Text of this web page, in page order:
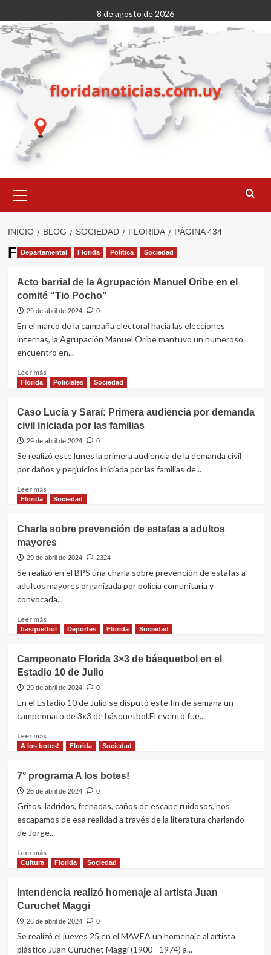
al
contenido
8 de agosto de 2026
primario
INICIO BLOG SOCIEDAD FLORIDA PÁGINA 434
Florida
Departamental Florida Política Sociedad
Acto barrial de la Agrupación Manuel Oribe en el
comité “Tio Pocho”
29 de abril de 2024 0
En el marco de la campaña electoral hacia las elecciones
internas, la Agrupación Manuel Oribe mantuvo un numeroso
encuentro en...
Leer másLeer
más
barrial
de
la
Agrupación
Oribe
el
Pocho”
Florida Policiales Sociedad
Caso Lucía y Saraí: Primera audiencia por demanda
civil iniciada por las familias
29 de abril de 2024 0
Se realizó este lunes la primera audiencia de la demanda civil
por daños y perjuicios iniciada por las familias de...
Leer másLeer
más
Lucía
y
Saraí:
Primera
por
demanda
iniciada
por
familias
Florida Sociedad
Charla sobre prevención de estafas a adultos
mayores
29 de abril de 2024 2324
Se realizó en el BPS una charla sobre prevención de estafas a
adultos mayores organizada por policía comunitaria y
convocada...
Leer másLeer
más
sobre
prevención
de
estafas
adultos
basquetbol Deportes Florida Sociedad
Campeonato Florida 3×3 de básquetbol en el
Estadio 10 de Julio
29 de abril de 2024 0
En el Estadio 10 de Julio se disputó este fin de semana un
campeonato de 3x3 de básquetbol.El evento fue...
Leer másLeer
más
Florida
3×3
de
básquetbol
el
10
A los botes! Florida Sociedad
7° programa A los botes!
26 de abril de 2024 0
Gritos, ladridos, frenadas, caños de escape ruidosos, nos
escapamos de esa realidad a través de la literatura charlando
de Jorge...
Leer másLeer
más
programa
A
los
botes!
Cultura Florida Sociedad
Intendencia realizó homenaje al artista Juan
Curuchet Maggi
26 de abril de 2024 0
Se realizó el jueves 25 en el MAVEA un homenaje al artista
plástico Juan Curuchet Maggi (1900 - 1974) a...